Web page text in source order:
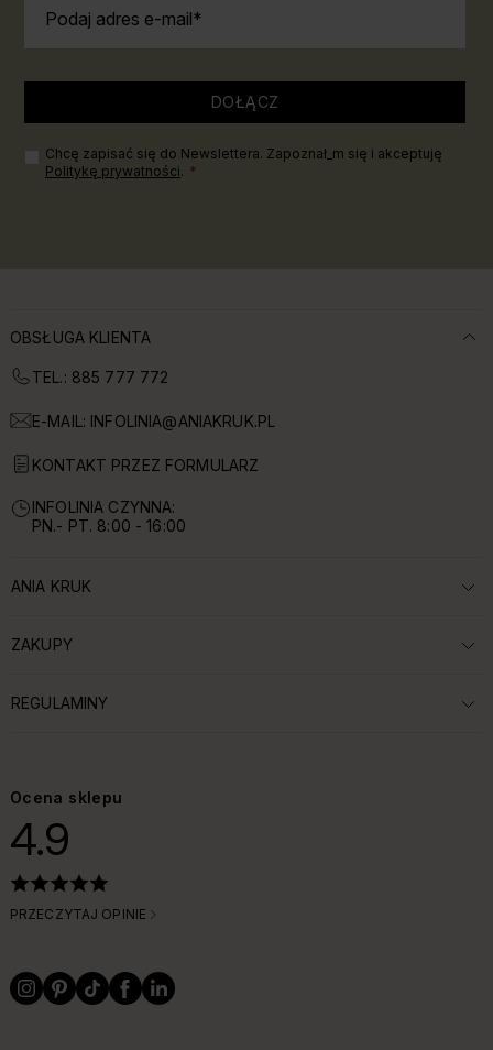
Podaj adres e-mail
DOŁĄCZ
Chcę zapisać się do Newslettera. Zapoznał_m się i akceptuję
Politykę prywatności.
OBSŁUGA KLIENTA
TEL.: 885 777 772
E-MAIL: INFOLINIA@ANIAKRUK.PL
KONTAKT PRZEZ FORMULARZ
INFOLINIA CZYNNA:
PN.- PT. 8:00 - 16:00
ROZWIŃ SEKCJĘ:
ANIA KRUK
ROZWIŃ SEKCJĘ:
ZAKUPY
ROZWIŃ SEKCJĘ:
REGULAMINY
Ocena sklepu
4.9
PRZECZYTAJ OPINIE